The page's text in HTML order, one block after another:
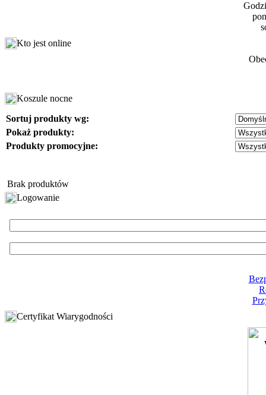
Kto jest online
Koszule nocne
Sortuj produkty wg:
Pokaż produkty:
Produkty promocyjne:
Brak produktów
Logowanie
Certyfikat Wiarygodności